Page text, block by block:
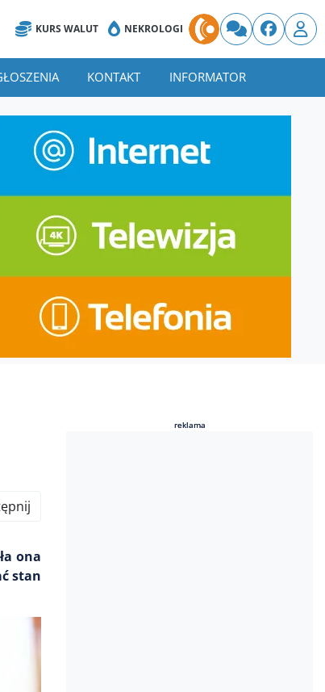
KURS WALUT NEKROLOGI
KONTAKT INFORMATOR
ona
stan
reklama
reklama